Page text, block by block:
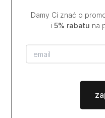
Damy Ci znać o
i 5% rabatu na